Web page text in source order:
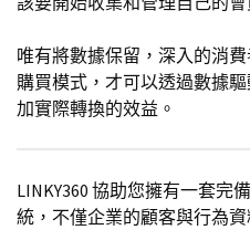
唯有將數據保留，深入的消
購買模式，才可以透過數據
加實際轉換的效益。
LINKY360 協助您擁有一套完
統，不僅企業的顧客與行為